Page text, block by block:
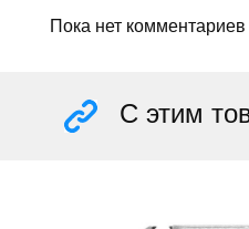
Пока нет комментариев
С этим